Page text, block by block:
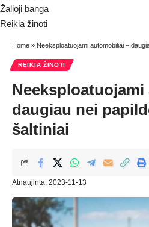
Žalioji banga
Reikia žinoti
Home » Neeksploatuojami automobiliai –
REIKIA ŽINOTI
daugiau nei
šaltiniai
Atnaujinta: 2023-11-13